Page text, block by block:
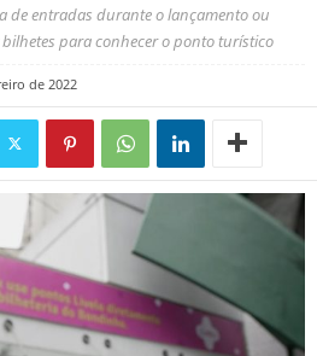
de entradas durante o lançamento ou
para conhecer o ponto turístico
de 2022